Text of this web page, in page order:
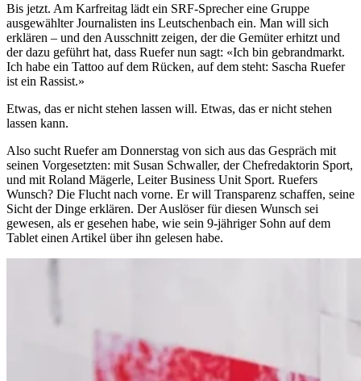
Bis jetzt. Am Karfreitag lädt ein SRF-Sprecher eine Gruppe
ausgewählter Journalisten ins Leutschenbach ein. Man will sich
erklären – und den Ausschnitt zeigen, der die Gemüter erhitzt und
der dazu geführt hat, dass Ruefer nun sagt: «Ich bin gebrandmarkt.
Ich habe ein Tattoo auf dem Rücken, auf dem steht: Sascha Ruefer
ist ein Rassist.»
Etwas, das er nicht stehen lassen will. Etwas, das er nicht stehen
lassen kann.
Also sucht Ruefer am Donnerstag von sich aus das Gespräch mit
seinen Vorgesetzten: mit Susan Schwaller, der Chefredaktorin Sport,
und mit Roland Mägerle, Leiter Business Unit Sport. Ruefers
Wunsch? Die Flucht nach vorne. Er will Transparenz schaffen, seine
Sicht der Dinge erklären. Der Auslöser für diesen Wunsch sei
gewesen, als er gesehen habe, wie sein 9-jähriger Sohn auf dem
Tablet einen Artikel über ihn gelesen habe.